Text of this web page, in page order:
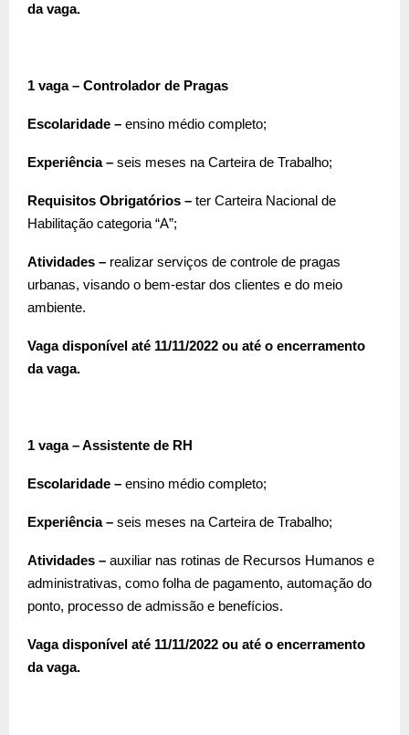
da vaga.
1 vaga – Controlador de Pragas
Escolaridade – ensino médio completo;
Experiência – seis meses na Carteira de Trabalho;
Requisitos Obrigatórios – ter Carteira Nacional de
Habilitação categoria “A”;
Atividades – realizar serviços de controle de pragas
urbanas, visando o bem-estar dos clientes e do meio
ambiente.
Vaga disponível até 11/11/2022 ou até o encerramento
da vaga.
1 vaga – Assistente de RH
Escolaridade – ensino médio completo;
Experiência – seis meses na Carteira de Trabalho;
Atividades – auxiliar nas rotinas de Recursos Humanos e
administrativas, como folha de pagamento, automação do
ponto, processo de admissão e benefícios.
Vaga disponível até 11/11/2022 ou até o encerramento
da vaga.